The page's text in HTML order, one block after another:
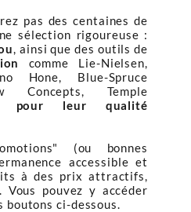
pas des centaines de
sélection rigoureuse :
, ainsi que des outils de
comme Lie-Nielsen,
Hone, Blue-Spruce
Concepts, Temple
pour leur qualité
(ou bonnes
accessible et
à des prix attractifs,
Vous pouvez y accéder
boutons ci-dessous.